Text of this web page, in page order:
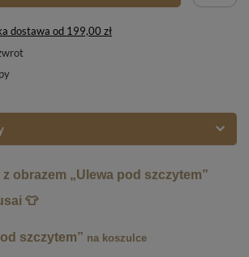
dostawa od 199,00 zł
obrazem „Ulewa pod szczytem”
👕
szczytem” na koszulce